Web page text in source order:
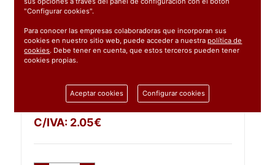
Ref:59663
1 unidad
C/IVA: 2.05€
"Configurar cookies".
Para conocer las empresas colaboradoras que incorporan sus
cookies en nuestro sitio web, puede acceder a nuestrapolítica de
cookies. Debe tener en cuenta, que estos terceros pueden tener
cookies propias.
Aceptar cookies Configurar cookies